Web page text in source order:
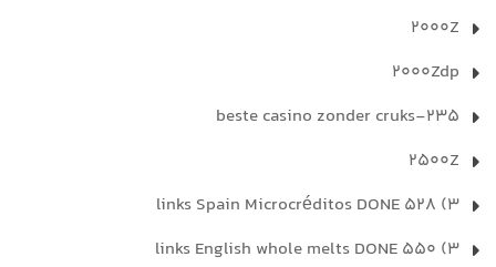
2000Z
2000Zdp
235-beste casino zonder cruks
2500Z
3) 528 links Spain Microcréditos DONE
3) 550 links English whole melts DONE